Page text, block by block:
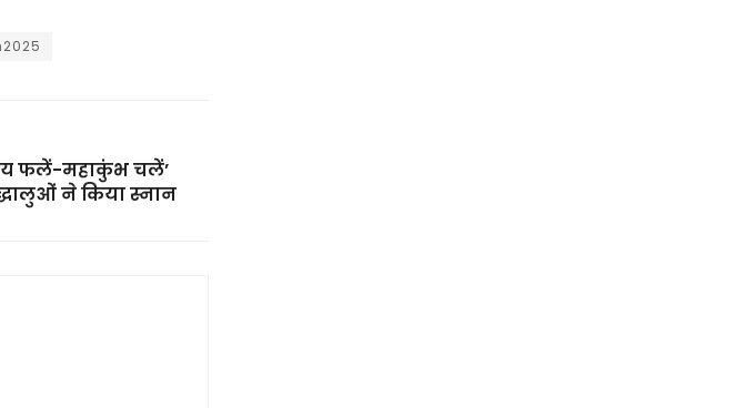
फलें-महाकुंभ चलें’
ने किया स्नान